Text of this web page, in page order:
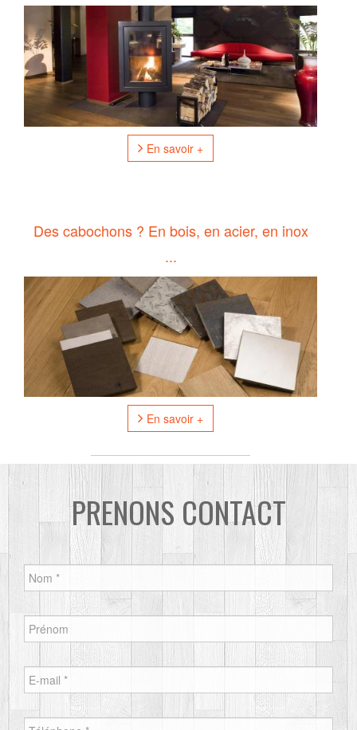
En savoir +
Des cabochons ? En bois, en acier, en inox
...
En savoir +
PRENONS CONTACT
Nom *
Prénom
E-mail *